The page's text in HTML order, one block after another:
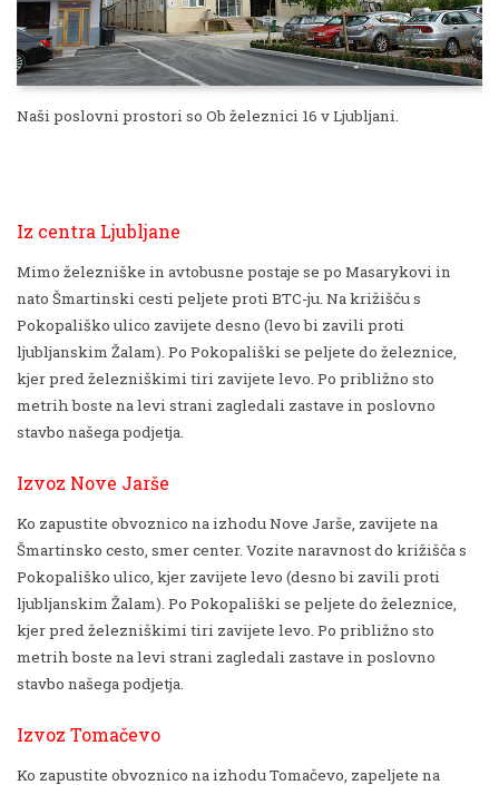
Naši poslovni prostori so Ob železnici 16 v Ljubljani.
Iz centra Ljubljane
Mimo železniške in avtobusne postaje se po Masarykovi in
nato Šmartinski cesti peljete proti BTC-ju. Na križišču s
Pokopališko ulico zavijete desno (levo bi zavili proti
ljubljanskim Žalam). Po Pokopališki se peljete do železnice,
kjer pred železniškimi tiri zavijete levo. Po približno sto
metrih boste na levi strani zagledali zastave in poslovno
stavbo našega podjetja.
Izvoz Nove Jarše
Ko zapustite obvoznico na izhodu Nove Jarše, zavijete na
Šmartinsko cesto, smer center. Vozite naravnost do križišča s
Pokopališko ulico, kjer zavijete levo (desno bi zavili proti
ljubljanskim Žalam). Po Pokopališki se peljete do železnice,
kjer pred železniškimi tiri zavijete levo. Po približno sto
metrih boste na levi strani zagledali zastave in poslovno
stavbo našega podjetja.
Izvoz Tomačevo
Ko zapustite obvoznico na izhodu Tomačevo, zapeljete na